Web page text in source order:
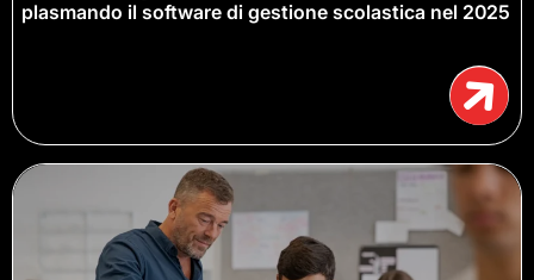
plasmando il software di gestione scolastica nel 2025